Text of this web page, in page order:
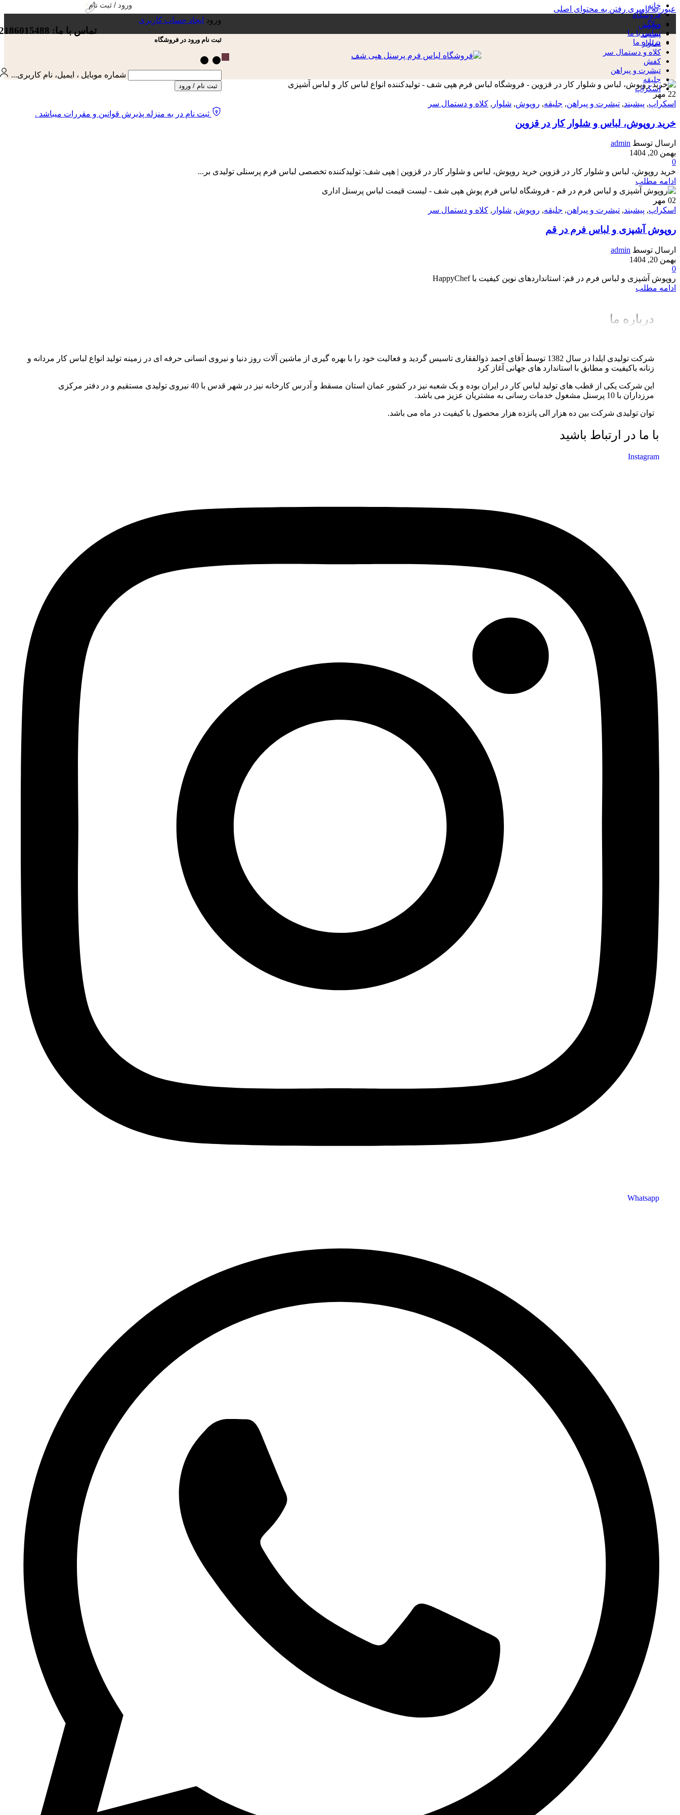
عبور به ناوبری رفتن به محتوای اصلی
خانه
فروشگاه
وبلاگ
تماس با ما
درباره ما
تماس با ما: 02186015488
روپوش
پیشبند
شلوار
کلاه و دستمال سر
کفش
تیشرت و پیراهن
جلیقه
اسکراپ
ورود / ثبت نام
ورود
ایجاد حساب کاربری
ثبت نام ورود در فروشگاه
شماره موبایل ، ایمیل، نام کاربری...
ثبت نام / ورود
ثبت نام در به منزله پذیرش قوانین و مقررات میباشد .
22 مه‍ر
اسکراپ, پیشبند, تیشرت و پیراهن, جلیقه, روپوش, شلوار , کلاه و دستمال سر
خرید روپوش، لباس و شلوار کار در قزوین
ارسال توسط admin
بهمن 20, 1404
0
خرید روپوش، لباس و شلوار کار در قزوین خرید روپوش، لباس و شلوار کار در قزوین | هپی شف: تولیدکننده تخصصی لباس فرم پرسنلی تولیدی بر...
ادامه مطلب
02 مه‍ر
اسکراپ, پیشبند, تیشرت و پیراهن, جلیقه, روپوش, شلوار , کلاه و دستمال سر
روپوش آشپزی و لباس فرم در قم
ارسال توسط admin
بهمن 20, 1404
0
روپوش آشپزی و لباس فرم در قم: استانداردهای نوین کیفیت با HappyChef
ادامه مطلب
درباره ما
شرکت تولیدی ایلدا در سال 1382 توسط آقای احمد ذوالفقاری تاسیس گردید و فعالیت خود را با بهره گیری از ماشین آلات روز دنیا و نیروی انسانی حرفه ای در زمینه تولید انواع لباس کار مردانه و
زنانه باکیفیت و مطابق با استاندارد های جهانی آغاز کرد
این شرکت یکی از قطب های تولید لباس کار در ایران بوده و یک شعبه نیز در کشور عمان استان مسقط و آدرس کارخانه نیز در شهر قدس با 40 نیروی تولیدی مستقیم و در دفتر مرکزی
مرزداران با 10 پرسنل مشغول خدمات رسانی به مشتریان عزیز می باشد.
توان تولیدی شرکت بین ده هزار الی پانزده هزار محصول با کیفیت در ماه می باشد.
با ما در ارتباط باشید
Instagram
Whatsapp